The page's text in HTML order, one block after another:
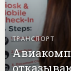
ТРАНСПОРТ